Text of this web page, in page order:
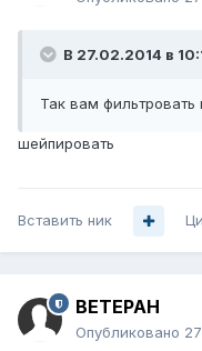
В 27.02.2014 в
Так вам
шейпировать
Вставить ник
BETEPAH
Опубликовано